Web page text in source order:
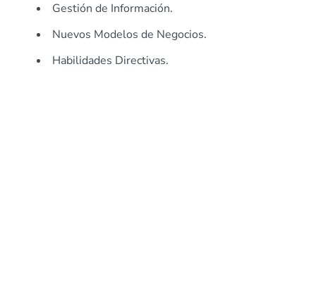
Gestión de Información.
Nuevos Modelos de Negocios.
Habilidades Directivas.